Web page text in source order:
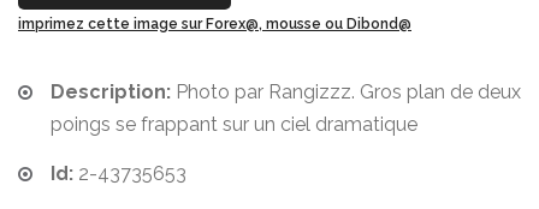
imprimez cette image sur Forex@, mousse ou Dibond@
Description: Photo par Rangizzz. Gros plan de deux
poings se frappant sur un ciel dramatique
Id: 2-43735653